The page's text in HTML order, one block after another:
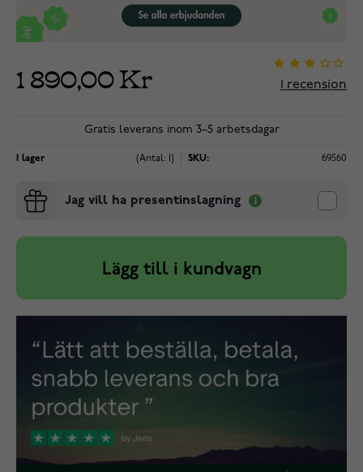
1 890,00 Kr 1 recension
Gratis leverans inom 3–5 arbetsdagar
I lager (Antal: 1) SKU: 69560
Jag vill ha presentinslagning
Lägg till i kundvagn